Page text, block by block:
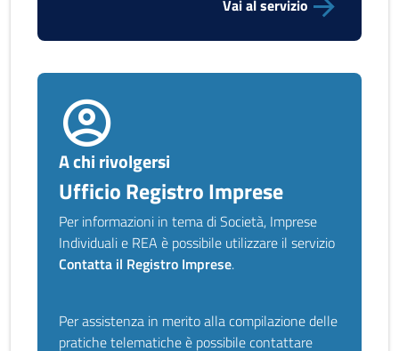
Vai al servizio
A chi rivolgersi
Ufficio Registro Imprese
Per informazioni in tema di Società, Imprese
Individuali e REA è possibile utilizzare il servizio
Contatta il Registro Imprese.
Per assistenza in merito alla compilazione delle
pratiche telematiche è possibile contattare